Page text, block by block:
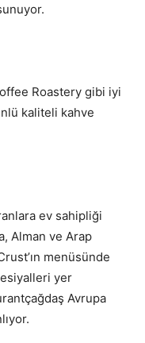
Roastery gibi iyi
kaliteli kahve
ev sahipliği
Alman ve Arap
menüsünde
yer
Avrupa